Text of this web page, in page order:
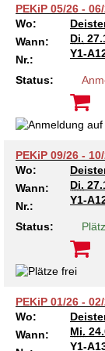
Offene
Hör-
PEKiP 05/26 -
Wo:
Wann:
Di.
Nr.:
Y1-
Status:
PEKiP 09/26 -
Wo:
Wann:
Di.
Nr.:
Y1-
Status:
PEKiP 01/26 -
Wo:
Wann:
Mi.
Y1-